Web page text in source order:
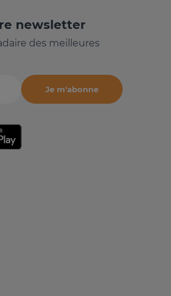
newsletter
des meilleures
Je m'abonne